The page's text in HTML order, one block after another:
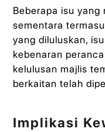
Beberapa isu yang
sementara
yang diluluskan,
kebenaran
kelulusan majlis
berkaitan telah
Implikasi